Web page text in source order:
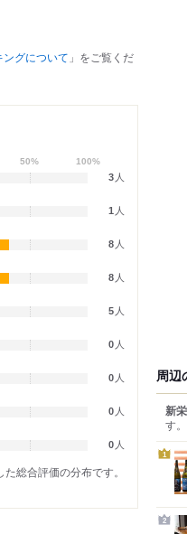
ングについて 」をご覧くだ
50% 100%
3 人
1 人
8 人
8 人
5 人
0 人
0 人
0 人
0 人
総合評価の分布です。
周辺
新
す。
1
2